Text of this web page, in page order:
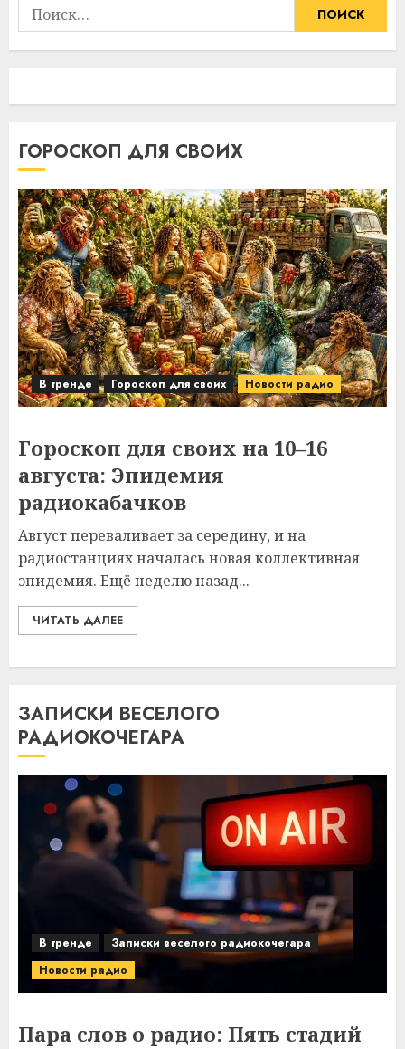
Найти:
ГОРОСКОП ДЛЯ СВОИХ
В тренде Гороскоп для своих Новости радио
Гороскоп для своих на 10–16
августа: Эпидемия
радиокабачков
Август переваливает за середину, и на
радиостанциях началась новая коллективная
эпидемия. Ещё неделю назад...
ЧИТАТЬ ДАЛЕЕ
ЗАПИСКИ ВЕСЕЛОГО
РАДИОКОЧЕГАРА
В тренде
Записки веселого радиокочегара
Новости радио
Пара слов о радио: Пять стадий